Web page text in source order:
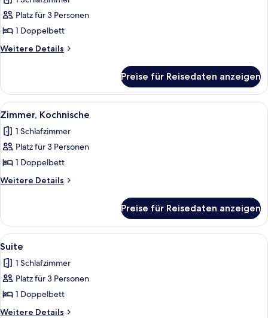
Platz für 3 Personen
1 Doppelbett
Weitere Details
Weitere
Balkon
Preise für Reisedaten anzeigen
Alle
Fotos
für
Zimmer,
Kochnische
anzeigen
Ein Schlafzimmer mit Bett,
2
Zimmer, Kochnische
1 Schlafzimmer
Platz für 3 Personen
1 Doppelbett
Weitere Details
Weitere
Kochnische
Preise für Reisedaten anzeigen
Alle
Fotos
für
Suite
anzeigen
Ein Hotelzimmer mit einem Bett,
1
Suite
1 Schlafzimmer
Platz für 3 Personen
1 Doppelbett
Weitere Details
Weitere